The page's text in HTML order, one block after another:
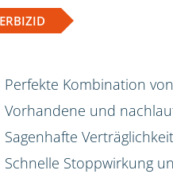
Perfekte Kombination
Vorhandene und
Sagenhafte
Schnelle Stoppwirkung